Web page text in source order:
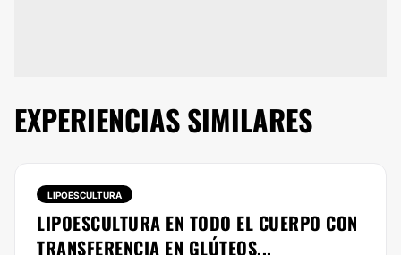
EXPERIENCIAS SIMILARES
LIPOESCULTURA
LIPOESCULTURA EN TODO EL CUERPO CON
TRANSFERENCIA EN GLÚTEOS...